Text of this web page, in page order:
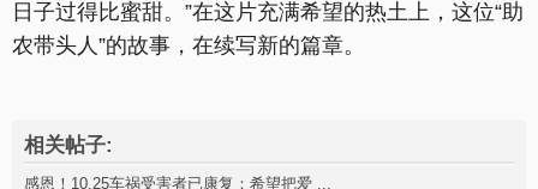
日子过得比蜜甜。”在这片充满希望的热土上，这位“助
农带头人”的故事，在续写新的篇章。
相关帖子:
感恩！10.25车祸受害者已康复：希望把爱 ...